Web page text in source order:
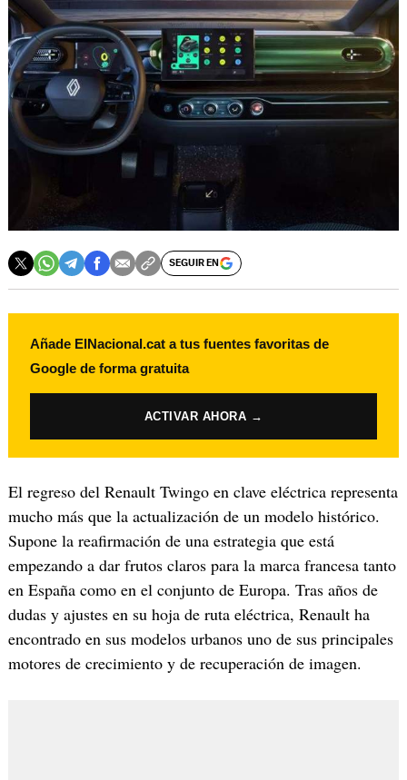
SEGUIR EN
Añade ElNacional.cat a tus fuentes favoritas de
Google de forma gratuita
ACTIVAR AHORA →
El regreso del Renault Twingo en clave eléctrica representa
mucho más que la actualización de un modelo histórico.
Supone la reafirmación de una estrategia que está
empezando a dar frutos claros para la marca francesa tanto
en España como en el conjunto de Europa. Tras años de
dudas y ajustes en su hoja de ruta eléctrica, Renault ha
encontrado en sus modelos urbanos uno de sus principales
motores de crecimiento y de recuperación de imagen.